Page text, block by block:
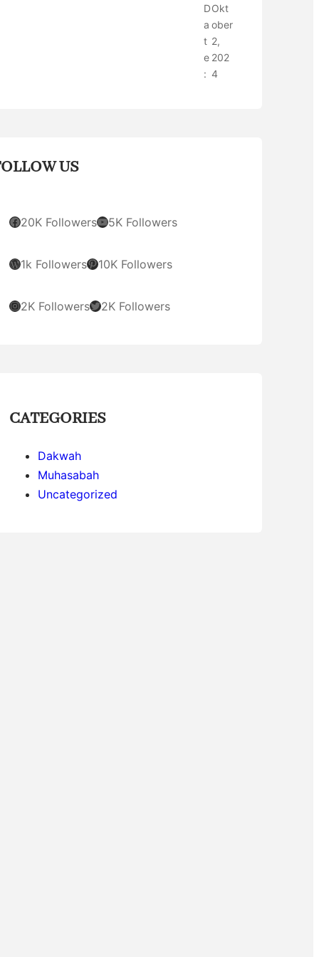
D
a
t
e
:
Okt
ober
2,
202
4
US
Facebook 20K FollowersYouTube 5K Followers
WordPress 1k FollowersPinterest 10K Followers
Instagram2K FollowersTwitter 2K Followers
CATEGORIES
Dakwah
Muhasabah
Uncategorized